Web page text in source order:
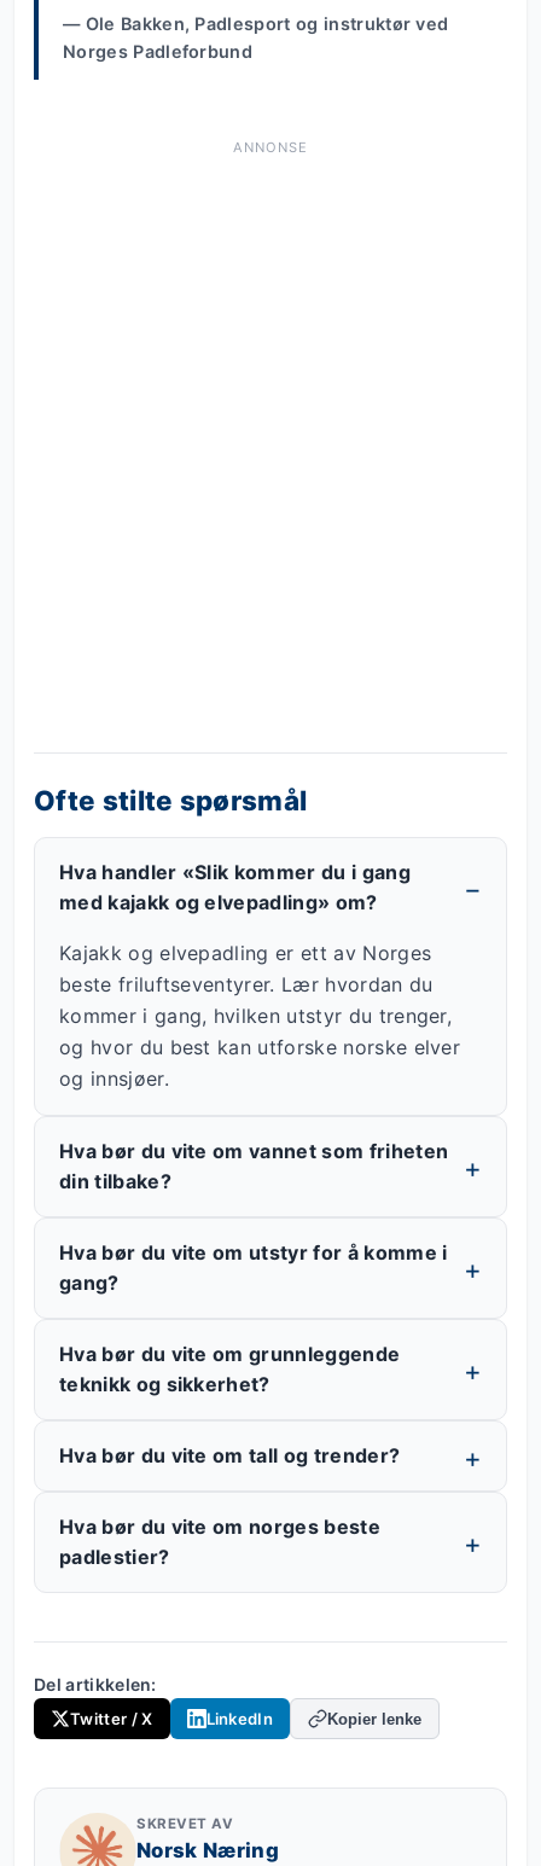
— Ole Bakken, Padlesport og instruktør ved
Norges Padleforbund
ANNONSE
Ofte stilte spørsmål
Hva handler «Slik kommer du i gang
med kajakk og elvepadling» om?
Kajakk og elvepadling er ett av Norges
beste friluftseventyrer. Lær hvordan du
kommer i gang, hvilken utstyr du trenger,
og hvor du best kan utforske norske elver
og innsjøer.
Hva bør du vite om vannet som friheten
din tilbake?
Hva bør du vite om utstyr for å komme i
gang?
Hva bør du vite om grunnleggende
teknikk og sikkerhet?
Hva bør du vite om tall og trender?
Hva bør du vite om norges beste
padlestier?
Del artikkelen:
Twitter / X LinkedIn Kopier lenke
SKREVET AV
Norsk Næring